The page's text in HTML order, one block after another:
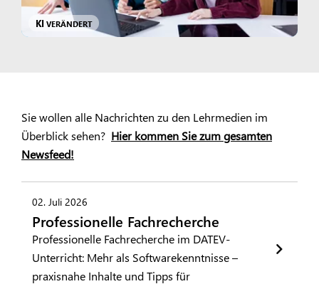
KI VERÄNDERT
Sie wollen alle Nachrichten zu den Lehrmedien im
Überblick sehen? Hier kommen Sie zum gesamten
Newsfeed!
02. Juli 2026
Professionelle Fachrecherche
Professionelle Fachrecherche im DATEV-
Unterricht: Mehr als Softwarekenntnisse –
praxisnahe Inhalte und Tipps für